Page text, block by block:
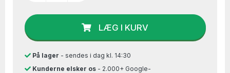
LÆG I KURV
På lager - sendes i dag kl. 14:30
Kunderne elsker os- 2.000+ Google-